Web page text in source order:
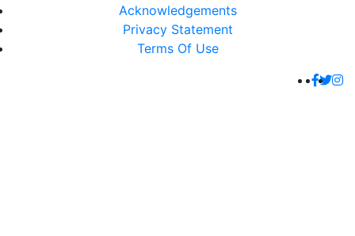
Acknowledgements
Privacy Statement
Terms Of Use